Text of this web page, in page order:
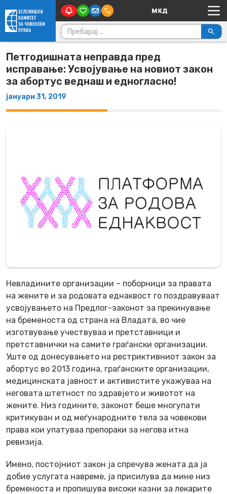
Skip to content Main Navigation
Пребарувај за:
Петгодишната неправда пред
исправање: Усвојување на новиот закон
за абортус веднаш и едногласно!
јануари 31, 2019
Невладините организации – поборници за правата
на жените и за родовата еднаквост го поздравуваат
усвојувањето на Предлог-законот за прекинување
на бременоста од страна на Владата, во чие
изготвување учествуваа и претставници и
претставнички на самите граѓански организации.
Уште од донесувањето на рестриктивниот закон за
абортус во 2013 година, граѓанските организации,
медицинската јавност и активистите укажуваа на
неговата штетност по здравјето и животот на
жените. Низ годините, законот беше многупати
критикуван и од меѓународните тела за човекови
права кои упатуваа препораки за негова итна
ревизија.
Имено, постојниот закон ја спречува жената да ја
добие услугата навреме, ја присилува да мине низ
бременоста и пропишува високи казни за лекарите